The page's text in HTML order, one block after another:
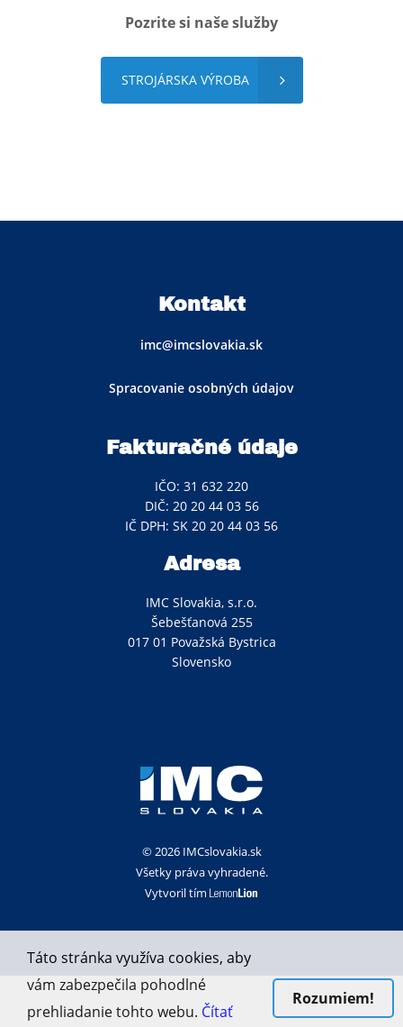
Pozrite si naše služby
STROJÁRSKA VÝROBA
© 2026 IMCslovakia.sk
Všetky práva vyhradené.
Vytvoril tím
Kontakt
imc@imcslovakia.sk
Spracovanie osobných údajov
Fakturačné údaje
IČO: 31 632 220
DIČ: 20 20 44 03 56
IČ DPH: SK 20 20 44 03 56
Adresa
IMC Slovakia, s.r.o.
Šebešťanová 255
017 01 Považská Bystrica
Slovensko
Táto stránka využíva cookies, aby
vám zabezpečila pohodlné
prehliadanie tohto webu. Čítať
Rozumiem!